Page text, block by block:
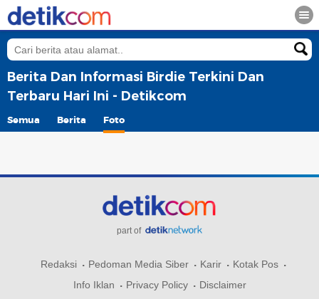
Berita Dan Informasi Birdie Terkini Dan
Terbaru Hari Ini - Detikcom
Semua Berita Foto
part of
Redaksi Pedoman Media Siber Karir
Kotak Pos
Info Iklan
Privacy Policy Disclaimer